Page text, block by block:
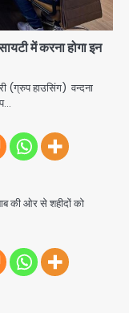
में करना होगा इन
(ग्रुप हाउसिंग) वन्दना
की ओर से शहीदों को
जनाजे में उमड़ी
लखनऊ जेल से लखनऊ
हरियाणा
महिला की मौत
2027:
पर्यवेक्षक बने
School